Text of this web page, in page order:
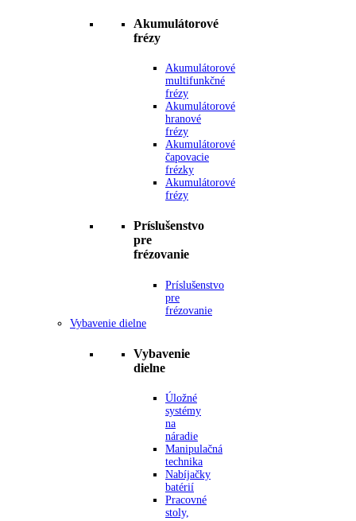
Akumulátorové
frézy
Akumulátorové
multifunkčné
frézy
Akumulátorové
hranové
frézy
Akumulátorové
čapovacie
frézky
Akumulátorové
frézy
Príslušenstvo
pre
frézovanie
Príslušenstvo
pre
frézovanie
Vybavenie dielne
Vybavenie
dielne
Úložné
systémy
na
náradie
Manipulačná
technika
Nabíjačky
batérií
Pracovné
stoly,